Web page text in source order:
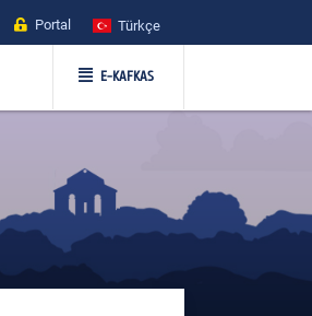
Portal Türkçe
E-KAFKAS